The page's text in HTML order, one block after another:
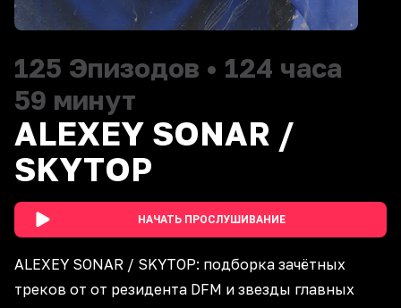
125 Эпизодов • 124 часа
59 минут
ALEXEY SONAR /
SKYTOP
НАЧАТЬ ПРОСЛУШИВАНИЕ
ALEXEY SONAR / SKYTOP: подборка зачётных
треков от от резидента DFM и звезды главных